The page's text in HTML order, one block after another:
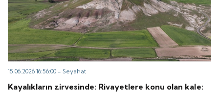
15.06.2026 16:56:00 -Seyahat
Kayalıkların zirvesinde: Rivayetlere konu olan kale: